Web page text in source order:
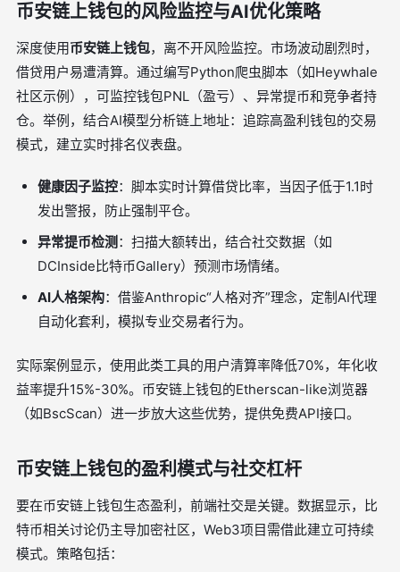
币安链上钱包的风险监控与AI优化策略
深度使用币安链上钱包，离不开风险监控。市场波动剧烈时，
借贷用户易遭清算。通过编写Python爬虫脚本（如Heywhale
社区示例），可监控钱包PNL（盈亏）、异常提币和竞争者持
仓。举例，结合AI模型分析链上地址：追踪高盈利钱包的交易
模式，建立实时排名仪表盘。
健康因子监控：脚本实时计算借贷比率，当因子低于1.1时
发出警报，防止强制平仓。
异常提币检测 ：扫描大额转出，结合社交数据（如
DCInside比特币Gallery）预测市场情绪。
AI人格架构：借鉴Anthropic“人格对齐”理念，定制AI代理
自动化套利，模拟专业交易者行为。
实际案例显示，使用此类工具的用户清算率降低70%，年化收
益率提升15%-30%。币安链上钱包的Etherscan-like浏览器
（如BscScan）进一步放大这些优势，提供免费API接口。
币安链上钱包的盈利模式与社交杠杆
要在币安链上钱包生态盈利，前端社交是关键。数据显示，比
特币相关讨论仍主导加密社区，Web3项目需借此建立可持续
模式。策略包括：